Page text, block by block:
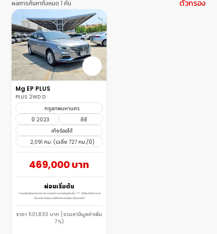
ผลการค้นหาทั้งหมด 1 คัน
ตัวกรอง
Mg EP PLUS
PLUS 2WD D
กรุงเทพมหานคร
ปี 2023
ซีซี
เกียร์ออโต้
2,091 กม. (เฉลี่ย 727 กม./ปี)
469,000 บาท
ผ่อนเริ่มต้น
*ยอดผ่อนคำนวณจากราคารถยนต์รวมภาษีมูลค่าเพิ่ม 7% ใช้สำหรับพิจารณา
เบื้องต้น ไม่สามารถนำไปอ้างอิงในการซื้อขายได้
ราคา 501,830 บาท (รวมภาษีมูลค่าเพิ่ม
7%)